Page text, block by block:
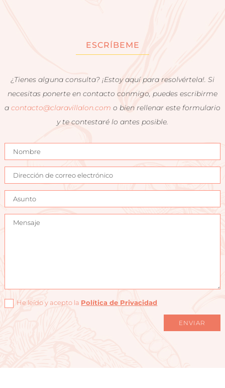
ESCRÍBEME
¿Tienes alguna consulta? ¡Estoy aquí para resolvértela!. Si
necesitas ponerte en contacto conmigo, puedes escribirme
a contacto@claravillalon.com o bien rellenar este formulario
y te contestaré lo antes posible.
He leído y acepto la Política de Privacidad
ENVIAR